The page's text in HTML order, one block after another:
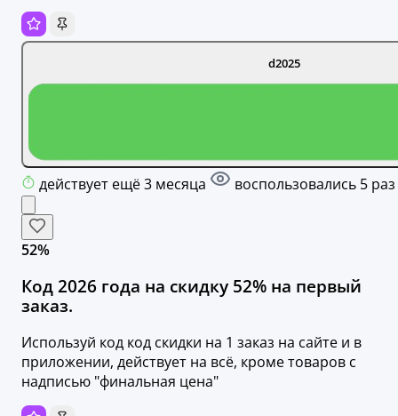
d2025
действует ещё 3 месяца воспользовались 5 раз
52%
Код 2026 года на скидку 52% на первый
заказ.
Используй код код скидки на 1 заказ на сайте и в
приложении, действует на всё, кроме товаров с
надписью "финальная цена"